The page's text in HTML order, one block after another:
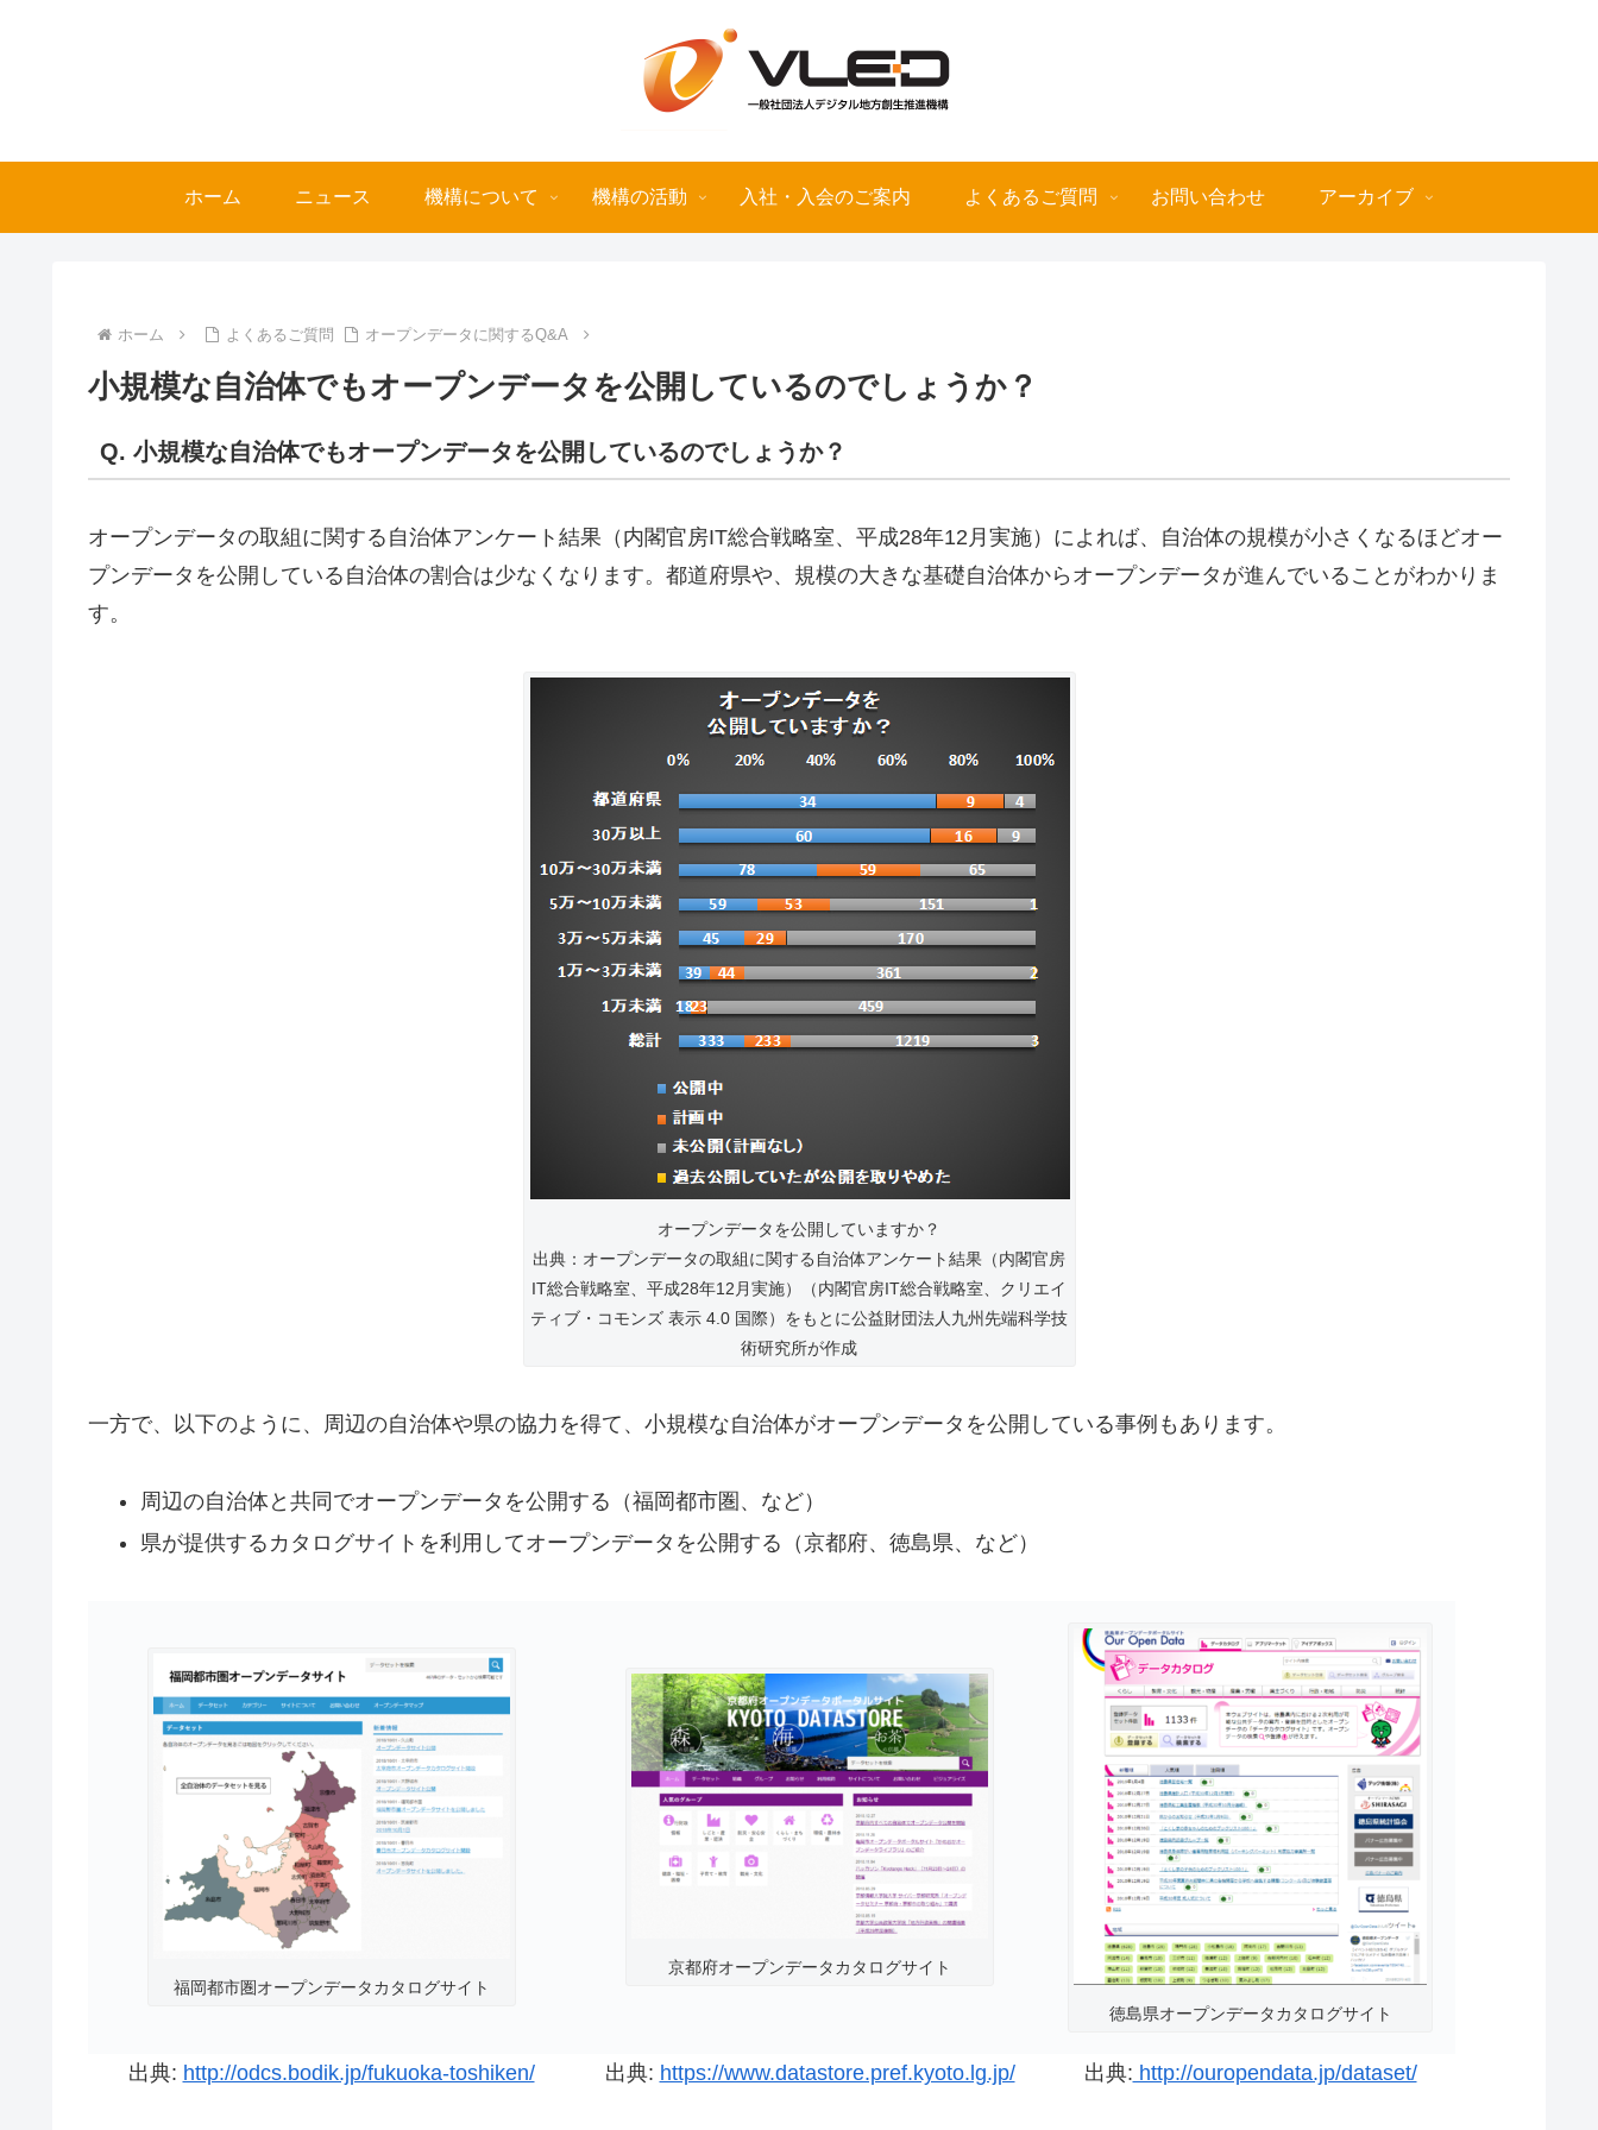
ホーム ニュース 機構について 機構の活動 入社・入会のご案内 よくあるご質問 お問い合わせ アーカイブ
ホーム よくあるご質問 オープンデータに関するQ&A
小規模な自治体でもオープンデータを公開しているのでしょうか？
Q. 小規模な自治体でもオープンデータを公開しているのでしょうか？
オープンデータの取組に関する自治体アンケート結果（内閣官房IT総合戦略室、平成28年12月実施）によれば、自治体の規模が小さくなるほどオー
プンデータを公開している自治体の割合は少なくなります。都道府県や、規模の大きな基礎自治体からオープンデータが進んでいることがわかりま
す。
オープンデータを公開していますか？
出典：オープンデータの取組に関する自治体アンケート結果（内閣官房
IT総合戦略室、平成28年12月実施）（内閣官房IT総合戦略室、クリエイ
ティブ・コモンズ 表示 4.0 国際）をもとに公益財団法人九州先端科学技
術研究所が作成
一方で、以下のように、周辺の自治体や県の協力を得て、小規模な自治体がオープンデータを公開している事例もあります。
周辺の自治体と共同でオープンデータを公開する（福岡都市圏、など）
県が提供するカタログサイトを利用してオープンデータを公開する（京都府、徳島県、など）
福岡都市圏オープンデータカタログサイト
京都府オープンデータカタログサイト
徳島県オープンデータカタログサイト
出典: http://odcs.bodik.jp/fukuoka-toshiken/ 出典: https://www.datastore.pref.kyoto.lg.jp/ 出典: http://ouropendata.jp/dataset/